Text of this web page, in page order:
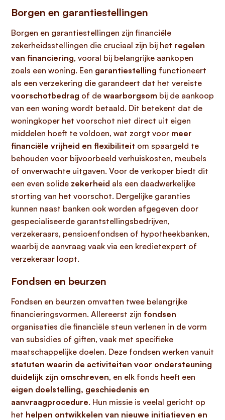
Borgen en garantiestellingen
Borgen en garantiestellingen zijn financiële
zekerheidsstellingen die cruciaal zijn bij het regelen
van financiering, vooral bij belangrijke aankopen
zoals een woning. Een garantiestelling functioneert
als een verzekering die garandeert dat het vereiste
voorschotbedrag of de waarborgsom bij de aankoop
van een woning wordt betaald. Dit betekent dat de
woningkoper het voorschot niet direct uit eigen
middelen hoeft te voldoen, wat zorgt voor meer
financiële vrijheid en flexibiliteit om spaargeld te
behouden voor bijvoorbeeld verhuiskosten, meubels
of onverwachte uitgaven. Voor de verkoper biedt dit
een even solide zekerheid als een daadwerkelijke
storting van het voorschot. Dergelijke garanties
kunnen naast banken ook worden afgegeven door
gespecialiseerde garantstellingsbedrijven,
verzekeraars, pensioenfondsen of hypotheekbanken,
waarbij de aanvraag vaak via een kredietexpert of
verzekeraar loopt.
Fondsen en beurzen
Fondsen en beurzen omvatten twee belangrijke
financieringsvormen. Allereerst zijn fondsen
organisaties die financiële steun verlenen in de vorm
van subsidies of giften, vaak met specifieke
maatschappelijke doelen. Deze fondsen werken vanuit
statuten waarin de activiteiten voor ondersteuning
duidelijk zijn omschreven, en elk fonds heeft een
eigen doelstelling, geschiedenis en
aanvraagprocedure. Hun missie is veelal gericht op
het helpen ontwikkelen van nieuwe initiatieven en